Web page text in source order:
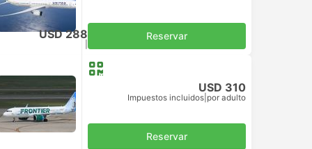
USD 288 Reservar
USD 310
Impuestos incluidos por adulto
Reservar